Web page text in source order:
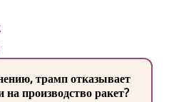
трамп отказывает
производство ракет?